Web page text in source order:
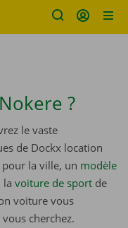
?
le vaste
de Dockx location
pour la ville, un modèle
la voiture de sport de
voiture vous
cherchez.